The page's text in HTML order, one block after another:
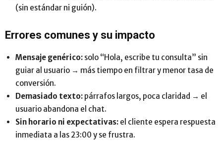
(sin estándar ni guión).
Errores comunes y su impacto
Mensaje genérico: solo “Hola, escribe tu consulta” sin
guiar al usuario → más tiempo en filtrar y menor tasa de
conversión.
Demasiado texto: párrafos largos, poca claridad → el
usuario abandona el chat.
Sin horario ni expectativas: el cliente espera respuesta
inmediata a las 23:00 y se frustra.